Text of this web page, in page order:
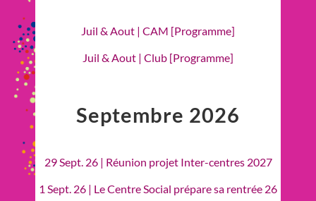
Juil & Aout | CAM [Programme]
Juil & Aout | Club [Programme]
Septembre 2026
29 Sept. 26 | Réunion projet Inter-centres 2027
1 Sept. 26 | Le Centre Social prépare sa rentrée 26